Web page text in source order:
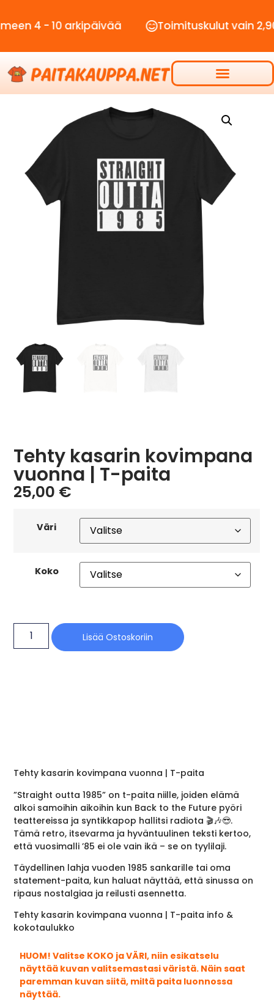
- 10 arkipäivää Toimituskulut vain 2,90€
Tehty kasarin kovimpana
vuonna | T-paita
25,00 €
Väri
Koko
Lisää Ostoskoriin
Tehty kasarin kovimpana vuonna | T-paita
”Straight outta 1985” on t-paita niille, joiden elämä
alkoi samoihin aikoihin kun Back to the Future pyöri
teattereissa ja syntikkapop hallitsi radiota 🎬🎶😎.
Tämä retro, itsevarma ja hyväntuulinen teksti kertoo,
että vuosimalli ’85 ei ole vain ikä – se on tyylilaji.
Täydellinen lahja vuoden 1985 sankarille tai oma
statement-paita, kun haluat näyttää, että sinussa on
ripaus nostalgiaa ja reilusti asennetta.
Tehty kasarin kovimpana vuonna | T-paita info &
kokotaulukko
HUOM! Valitse KOKO ja VÄRI, niin esikatselu
näyttää kuvan valitsemastasi väristä. Näin saat
paremman kuvan siitä, miltä paita luonnossa
näyttää.